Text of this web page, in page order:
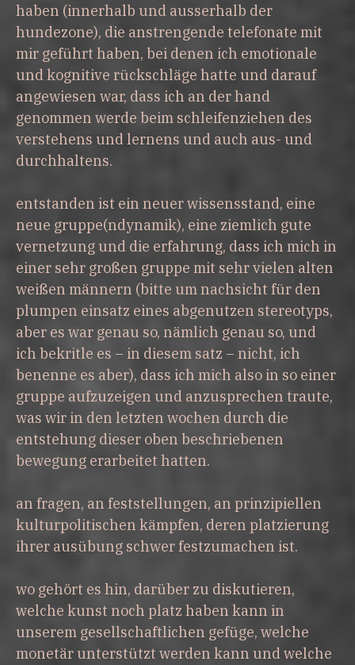
haben (innerhalb und ausserhalb der
hundezone), die anstrengende telefonate mit
mir geführt haben, bei denen ich emotionale
und kognitive rückschläge hatte und darauf
angewiesen war, dass ich an der hand
genommen werde beim schleifenziehen des
verstehens und lernens und auch aus- und
durchhaltens.
entstanden ist ein neuer wissensstand, eine
neue gruppe(ndynamik), eine ziemlich gute
vernetzung und die erfahrung, dass ich mich in
einer sehr großen gruppe mit sehr vielen alten
weißen männern (bitte um nachsicht für den
plumpen einsatz eines abgenutzen stereotyps,
aber es war genau so, nämlich genau so, und
ich bekritle es – in diesem satz – nicht, ich
benenne es aber), dass ich mich also in so einer
gruppe aufzuzeigen und anzusprechen traute,
was wir in den letzten wochen durch die
entstehung dieser oben beschriebenen
bewegung erarbeitet hatten.
an fragen, an feststellungen, an prinzipiellen
kulturpolitischen kämpfen, deren platzierung
ihrer ausübung schwer festzumachen ist.
wo gehört es hin, darüber zu diskutieren,
welche kunst noch platz haben kann in
unserem gesellschaftlichen gefüge, welche
monetär unterstützt werden kann und welche